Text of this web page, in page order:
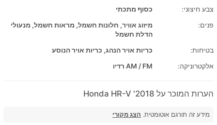
צבע חיצוני:
כסוף מתכתי
פנים:
מיזוג אוויר, חלונות חשמל, מראות חשמל, מנעולי
הדלת חשמל
בטיחות:
כריות אויר הנהג, כריות אויר הנוסע
אלקטרוניקה:
AM / FM רדיו
הערות המוכר על 2018' Honda HR-V
מידע זה תורגם אוטומטית. הצג מקורי